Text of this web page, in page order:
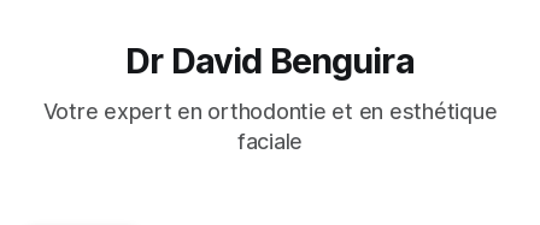
Dr David Benguira
Votre expert en orthodontie et en esthétique
faciale